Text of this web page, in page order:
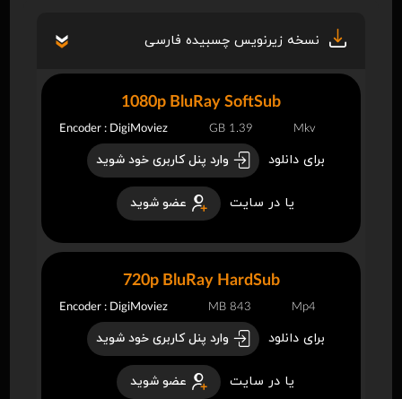
نسخه زیرنویس چسبیده فارسی
برای دانلود وارد پنل کاربری خود شوید
یا در سایت عضو شوید
1080p BluRay SoftSub
Encoder : DigiMoviez 1.39 GB Mkv
برای دانلود وارد پنل کاربری خود شوید
یا در سایت عضو شوید
720p BluRay HardSub
Encoder : DigiMoviez 843 MB Mp4